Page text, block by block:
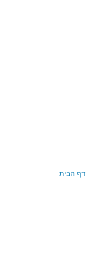
דף הבית